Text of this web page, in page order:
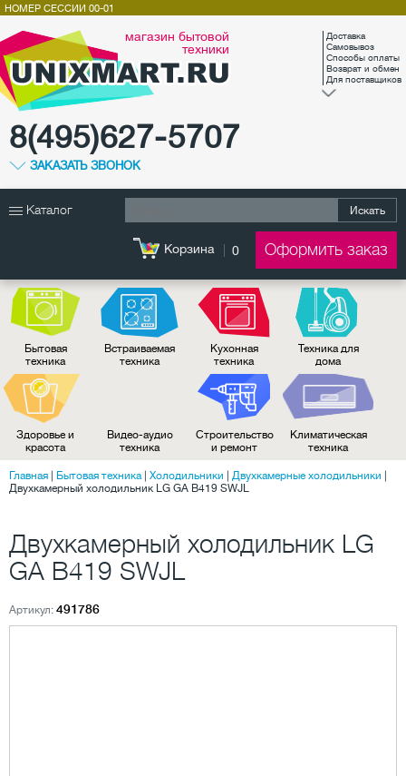
магазин бытовой
техники
8(495)627-5707
ЗАКАЗАТЬ ЗВОНОК
Доставка
Самовывоз
Способы оплаты
Возврат и обмен
Для поставщиков
НОМЕР СЕССИИ 00-01
Каталог Искать
Корзина 0 Оформить заказ
Бытовая
техника
Встраиваемая
техника
Кухонная
техника
Техника для
дома
Здоровье и
красота
Видео-аудио
техника
Строительство
и ремонт
Климатическая
техника
Главная Бытовая техника| Холодильники Двухкамерные холодильники
Двухкамерный холодильник LG GA B419 SWJL
Двухкамерный холодильник LG
GA B419 SWJL
Артикул: 491786